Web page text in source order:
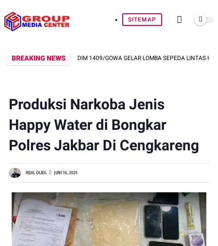
SITEMAP
BREAKING NEWS
HUT RI KE-81, KODIM 1409/GOWA GELAR LOMBA SEPEDA LINTAS KOLAM DI
Produksi Narkoba Jenis
Happy Water di Bongkar
Polres Jakbar Di Cengkareng
RIJAL OLIEG JUNI 16, 2025